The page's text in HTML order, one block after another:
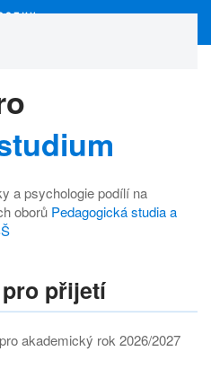
a psychologie podílí na
oborů Pedagogická studia a
přijetí
akademický rok 2026/2027